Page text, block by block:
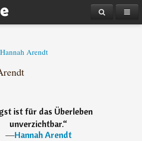
Hannah Arendt
ist für das Überleben
unverzichtbar.“
―Hannah Arendt